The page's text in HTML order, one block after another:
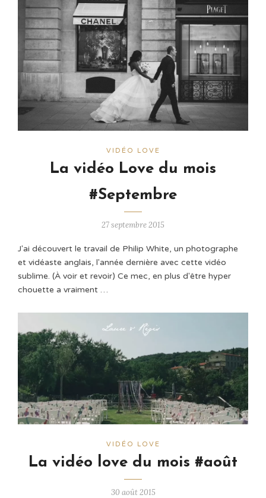
VIDÉO LOVE
La vidéo Love du mois
#Septembre
27 septembre 2015
J'ai découvert le travail de Philip White, un photographe
et vidéaste anglais, l'année dernière avec cette vidéo
sublime. (À voir et revoir) Ce mec, en plus d'être hyper
chouette a vraiment …
VIDÉO LOVE
La vidéo love du mois #août
30 août 2015